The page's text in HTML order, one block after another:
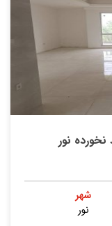
نخورده نور
شهر
نور